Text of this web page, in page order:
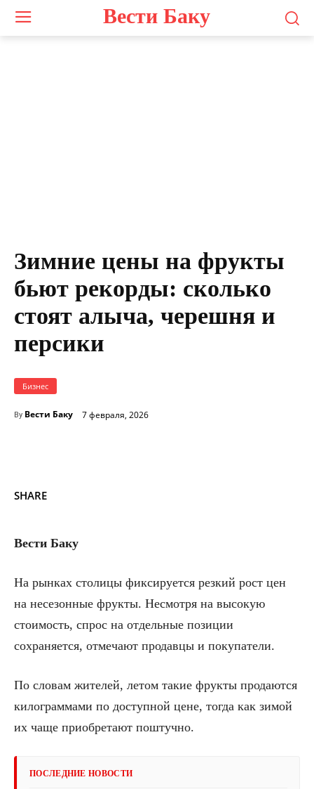
Вести Баку
Зимние цены на фрукты
бьют рекорды: сколько
стоят алыча, черешня и
персики
Бизнес
By Вести Баку 7 февраля, 2026
SHARE
Вести Баку
На рынках столицы фиксируется резкий рост цен
на несезонные фрукты. Несмотря на высокую
стоимость, спрос на отдельные позиции
сохраняется, отмечают продавцы и покупатели.
По словам жителей, летом такие фрукты продаются
килограммами по доступной цене, тогда как зимой
их чаще приобретают поштучно.
ПОСЛЕДНИЕ НОВОСТИ